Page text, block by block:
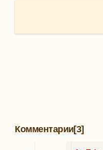
Комментарии[3]